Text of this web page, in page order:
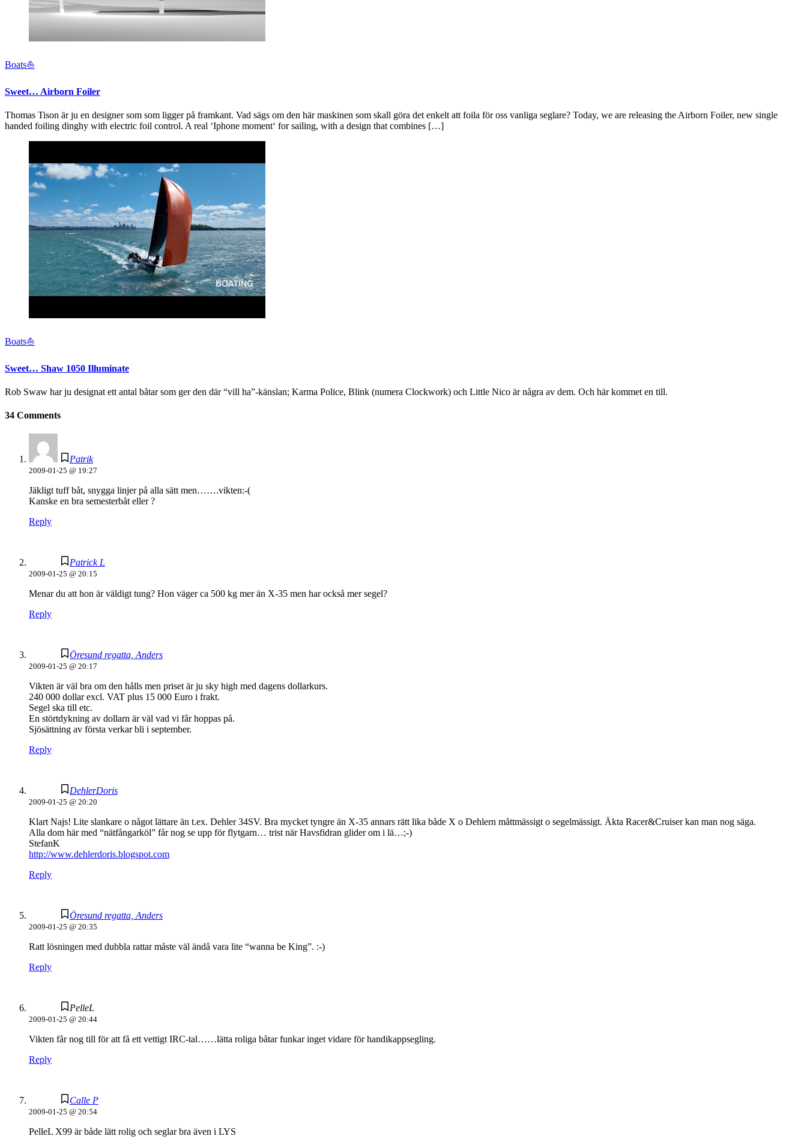
Boats⛵️
Sweet… Airborn Foiler
Thomas Tison är ju en designer som som ligger på framkant. Vad sägs om den här maskinen som skall göra det enkelt att foila för oss vanliga seglare? Today, we are releasing the Airborn Foiler, new single
handed foiling dinghy with electric foil control. A real ‘Iphone moment‘ for sailing, with a design that combines […]
Boats⛵️
Sweet… Shaw 1050 Illuminate
Rob Swaw har ju designat ett antal båtar som ger den där “vill ha”-känslan; Karma Police, Blink (numera Clockwork) och Little Nico är några av dem. Och här kommet en till.
34 Comments
Patrik
2009-01-25 @ 19:27
Jäkligt tuff båt, snygga linjer på alla sätt men…….vikten:-(
Kanske en bra semesterbåt eller ?
Reply
Patrick L
2009-01-25 @ 20:15
Menar du att hon är väldigt tung? Hon väger ca 500 kg mer än X-35 men har också mer segel?
Reply
Öresund regatta, Anders
2009-01-25 @ 20:17
Vikten är väl bra om den hålls men priset är ju sky high med dagens dollarkurs.
240 000 dollar excl. VAT plus 15 000 Euro i frakt.
Segel ska till etc.
En störtdykning av dollarn är väl vad vi får hoppas på.
Sjösättning av första verkar bli i september.
Reply
DehlerDoris
2009-01-25 @ 20:20
Klart Najs! Lite slankare o något lättare än t.ex. Dehler 34SV. Bra mycket tyngre än X-35 annars rätt lika både X o Dehlern måttmässigt o segelmässigt. Äkta Racer&Cruiser kan man nog säga.
Alla dom här med “nätfångarköl” får nog se upp för flytgarn… trist när Havsfidran glider om i lä…;-)
StefanK
http://www.dehlerdoris.blogspot.com
Reply
Öresund regatta, Anders
2009-01-25 @ 20:35
Ratt lösningen med dubbla rattar måste väl ändå vara lite “wanna be King”. :-)
Reply
PelleL
2009-01-25 @ 20:44
Vikten får nog till för att få ett vettigt IRC-tal……lätta roliga båtar funkar inget vidare för handikappsegling.
Reply
Calle P
2009-01-25 @ 20:54
PelleL X99 är både lätt rolig och seglar bra även i LYS